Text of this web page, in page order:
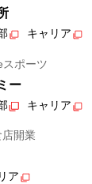
キャリア
ポーツ
ー
キャリア
開業
ア